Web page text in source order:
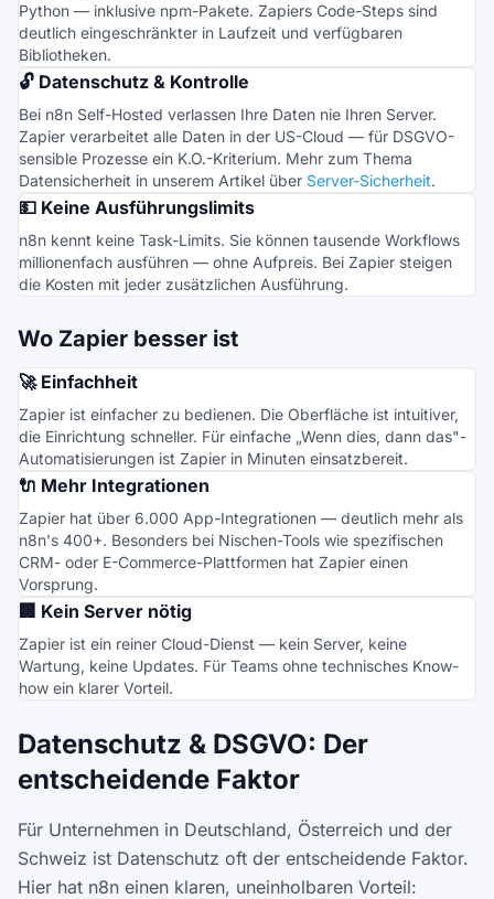
Python — inklusive npm-Pakete. Zapiers Code-Steps sind
deutlich eingeschränkter in Laufzeit und verfügbaren
Bibliotheken.
🔓 Datenschutz & Kontrolle
Bei n8n Self-Hosted verlassen Ihre Daten nie Ihren Server.
Zapier verarbeitet alle Daten in der US-Cloud — für DSGVO-
sensible Prozesse ein K.O.-Kriterium. Mehr zum Thema
Datensicherheit in unserem Artikel über Server-Sicherheit.
💵 Keine Ausführungslimits
n8n kennt keine Task-Limits. Sie können tausende Workflows
millionenfach ausführen — ohne Aufpreis. Bei Zapier steigen
die Kosten mit jeder zusätzlichen Ausführung.
Wo Zapier besser ist
🚀 Einfachheit
Zapier ist einfacher zu bedienen. Die Oberfläche ist intuitiver,
die Einrichtung schneller. Für einfache „Wenn dies, dann das"-
Automatisierungen ist Zapier in Minuten einsatzbereit.
🔌 Mehr Integrationen
Zapier hat über 6.000 App-Integrationen — deutlich mehr als
n8n's 400+. Besonders bei Nischen-Tools wie spezifischen
CRM- oder E-Commerce-Plattformen hat Zapier einen
Vorsprung.
🏢 Kein Server nötig
Zapier ist ein reiner Cloud-Dienst — kein Server, keine
Wartung, keine Updates. Für Teams ohne technisches Know-
how ein klarer Vorteil.
Datenschutz & DSGVO: Der
entscheidende Faktor
Für Unternehmen in Deutschland, Österreich und der
Schweiz ist Datenschutz oft der entscheidende Faktor.
Hier hat n8n einen klaren, uneinholbaren Vorteil: